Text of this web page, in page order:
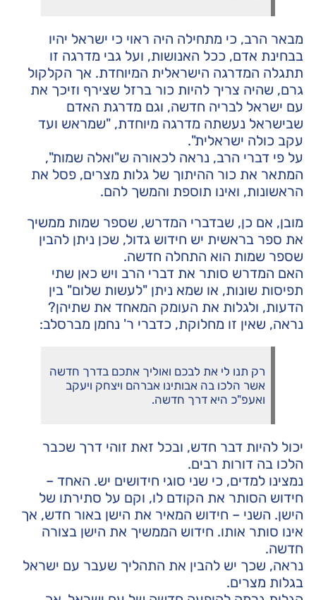
מבאר הרב, כי מתחילה היה ראוי כי ישראל יהיו
בבחינת אדם, ככל האנושות, ועל גבי מדרגה זו
תתגלה המדרגה הישראלית המיוחדת. אך הקלקול
גרם, שהיה צריך להיות כור ברזל שצירף וזיכך את
עם ישראל לבריה חדשה, וגם מדרגת האדם
שבישראל נעשתה מדרגה מיוחדת, "שמראש ועד
עקב כולה ישראלית".
על פי דברי הרב, נראה לכאורה ש"ואלה שמות",
המתאר את כור ההיתוך של גלות מצרים, פסל את
הראשונות, ואינו תוספת והמשך להם.
מובן, אם כן, שבדברי המדרש, שספר שמות ממשיך
את ספר בראשית יש חידוש גדול, שכן ניתן להבין
שספר שמות הוא התחלה חדשה.
האם המדרש סותר את דברי הרב ויש כאן שתי
תפיסות שונות, או שמא ניתן "לעשות שלום" בין
הדעות, ולגלות את העומק המאחד את שתיהן?
נראה, שאין זו מחלוקת, כדברי ר' נחמן מברסלב:
רק תנו לי את לבכם ואוליך אתכם בדרך חדשה
אשר הלכו בה אבותינו אברהם ויצחק ויעקב
ואעפ"כ היא דרך חדשה.
יכול להיות דבר חדש, ובכל זאת זוהי דרך שכבר
הלכו בה דורות רבים.
נמצינו למדים, כי שני סוגי חידושים יש. האחד –
חידוש הסותר את הקודם לו, וקם על סתירתו של
הישן. השני – חידוש המאיר את הישן באור חדש, אך
אינו סותר אותו. חידוש הממשיך את הישן בצורה
חדשה.
נראה, שכך יש להבין את התהליך שעבר עם ישראל
בגלות מצרים.